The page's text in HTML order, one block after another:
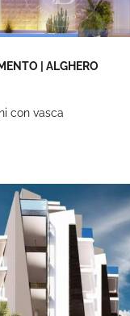
| ALGHERO
con vasca